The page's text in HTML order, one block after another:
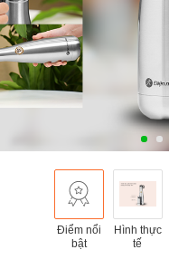
Điểm nổi
bật
Hình thực
tế